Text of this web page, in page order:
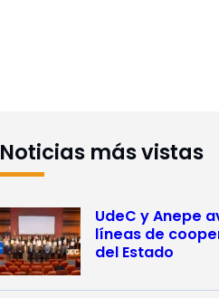
Noticias más vistas
UdeC y Anepe
líneas de
del Estado